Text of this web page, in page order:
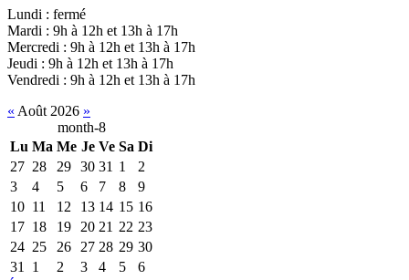
Lundi : fermé
Mardi : 9h à 12h et 13h à 17h
Mercredi : 9h à 12h et 13h à 17h
Jeudi : 9h à 12h et 13h à 17h
Vendredi : 9h à 12h et 13h à 17h
« Août 2026 »
month-8
Lu Ma Me Je Ve Sa Di
27 28 29 30 31 1
2
3
4 5 6 7 8
9
10 11 12 13 14 15 16
17 18 19 20 21 22 23
24 25 26 27 28 29 30
31 1 2 3 4 5
6